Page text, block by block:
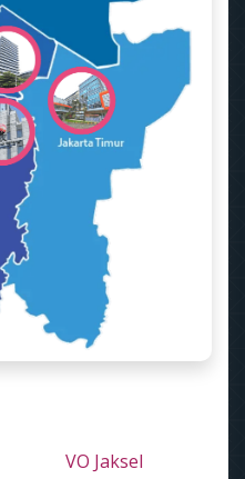
VO Jaksel